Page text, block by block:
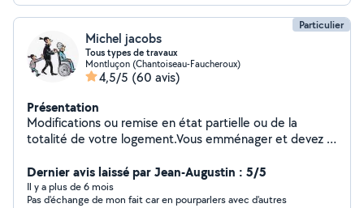
Particulier
Michel jacobs
Tous types de travaux
Montluçon (Chantoiseau-Faucheroux)
4,5/5 (60 avis)
Présentation
Modifications ou remise en état partielle ou de la
totalité de votre logement.Vous emménager et devez :
calicots, enduits, tapisserie, peinture et plein autre
chose Demandé je réponds à toutes vos demandes
Dernier avis laissé par Jean-Augustin : 5/5
Il y a plus de 6 mois
Pas d'échange de mon fait car en pourparlers avec d'autres